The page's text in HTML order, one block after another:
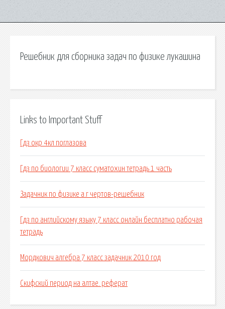
Решебник для сборника задач по физике лукашина
Links to Important Stuff
Гдз окр 4кл поглазова
Гдз по биологии 7 класс суматохин тетрадь 1 часть
Задачник по физике а.г чертов-решебник
Гдз по английскому языку 7 класс онлайн бесплатно рабочая
тетрадь
Мордкович алгебра 7 класс задачник 2010 год
Скифский период на алтае. реферат